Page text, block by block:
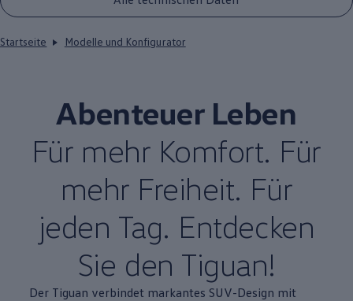
Startseite Modelle und Konfigurator
Abenteuer Leben
Für mehr Komfort. Für
mehr Freiheit. Für
jeden Tag. Entdecken
Sie den Tiguan!
Der Tiguan verbindet markantes SUV-Design mit